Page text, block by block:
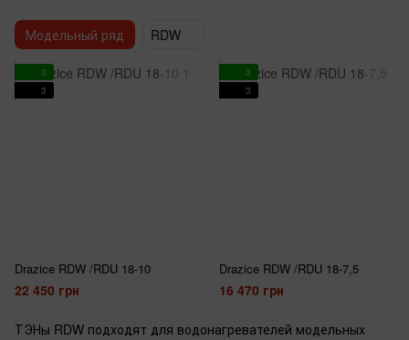
Модельный ряд RDW
3
3
Drazice RDW /RDU 18-10
22 450 грн
3
3
Drazice RDW /RDU 18-7,5
16 470 грн
ТЭНы RDW подходят для водонагревателей модельных